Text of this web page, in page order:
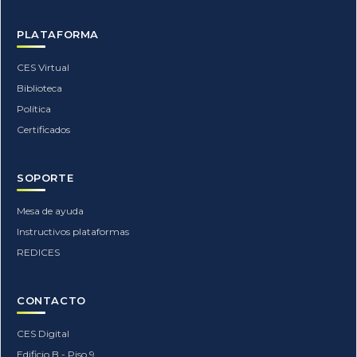
PLATAFORMA
CES Virtual
Biblioteca
Política
Certificados
SOPORTE
Mesa de ayuda
Instructivos plataformas
REDICES
CONTACTO
CES Digital
Edificio B - Piso 9